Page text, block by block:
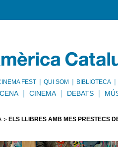
FEST QUI SOM BIBLIOTECA
CINEMA DEBATS
ELS LLIBRES AMB MÉS PRÉSTECS